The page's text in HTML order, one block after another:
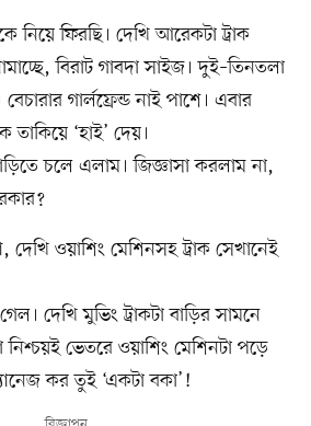
নিয়ে ফিরছি। দেখি আরেকটা ট্রাক
বিরাট গাবদা সাইজ। দুই–তিনতলা
গার্লফ্রেন্ড নাই পাশে। এবার
‘হাই’ দেয়।
চলে এলাম। জিজ্ঞাসা করলাম না,
দেখি ওয়াশিং মেশিনসহ ট্রাক সেখানেই
দেখি মুভিং ট্রাকটা বাড়ির সামনে
ভেতরে ওয়াশিং মেশিনটা পড়ে
কর তুই ‘একটা বকা’!